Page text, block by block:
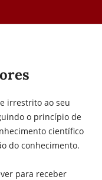
irrestrito ao seu
o princípio de
científico
do conhecimento.
para receber